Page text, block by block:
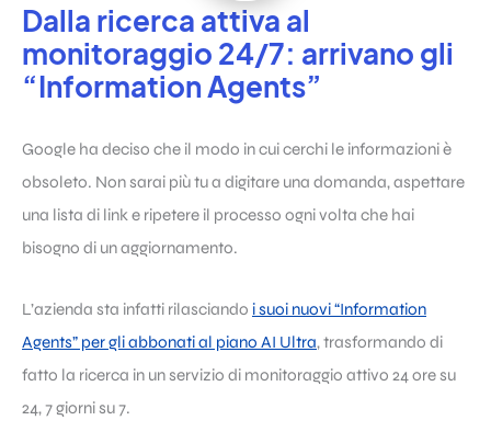
Dalla ricerca attiva al
monitoraggio 24/7: arrivano gli
“Information Agents”
Google ha deciso che il modo in cui cerchi le informazioni è
obsoleto. Non sarai più tu a digitare una domanda, aspettare
una lista di link e ripetere il processo ogni volta che hai
bisogno di un aggiornamento.
L’azienda sta infatti rilasciando i suoi nuovi “Information
Agents” per gli abbonati al piano AI Ultra, trasformando di
fatto la ricerca in un servizio di monitoraggio attivo 24 ore su
24, 7 giorni su 7.